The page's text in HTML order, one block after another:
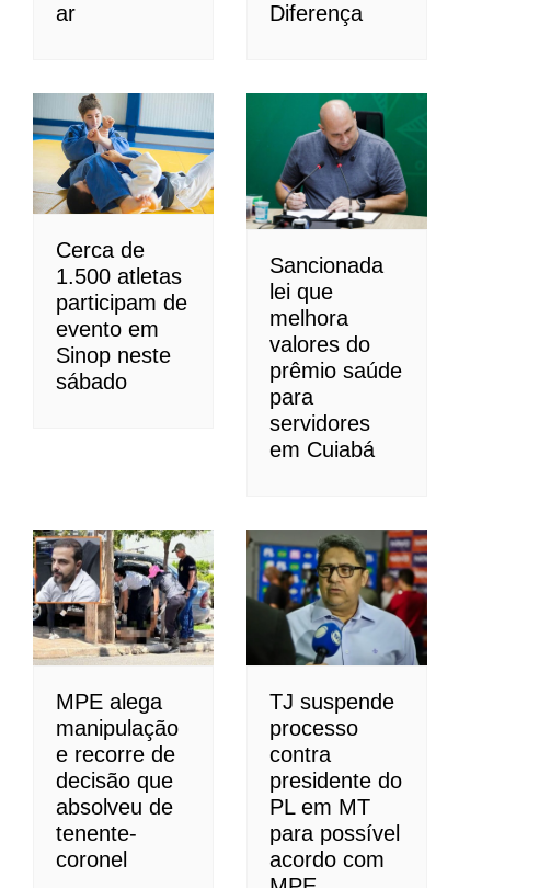
ar Diferença
Cerca de
1.500 atletas
participam de
evento em
Sinop neste
sábado
Sancionada
lei que
melhora
valores do
prêmio saúde
para
servidores
em Cuiabá
MPE alega
manipulação
e recorre de
decisão que
absolveu de
tenente-
coronel
TJ suspende
processo
contra
presidente do
PL em MT
para possível
acordo com